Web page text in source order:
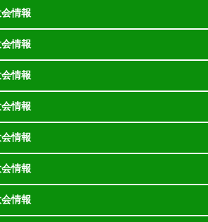
情報
情報
情報
情報
情報
情報
情報